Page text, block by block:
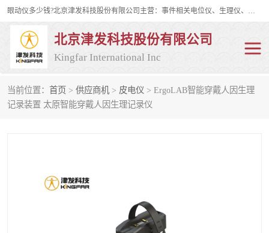
眼动仪多少钱?北京津发科技股份有限公司主营：事件相关电位仪、生理仪、肌电仪、脑电仪、皮电仪、眼动仪；是国家级高新技术企业、科技部认定的科技型中小企业和中关村高新技术企业，具备保密资格，具备自主进出口经营权；自主研发技术、产品与服务荣获多项省部级科学技术奖励、国家发明专利、国家软件著作权和省部级新技术新产品（服务）认证。
北京津发科技股份有限公司
Kingfar International Inc
当前位置： 首页 > 供应商机 > 皮电仪 > ErgoLAB智能穿戴人因生理
记录装置 太原智能穿戴人因生理记录仪
皮电仪 脑电仪
行为观察与表情分析
人机交互实验室